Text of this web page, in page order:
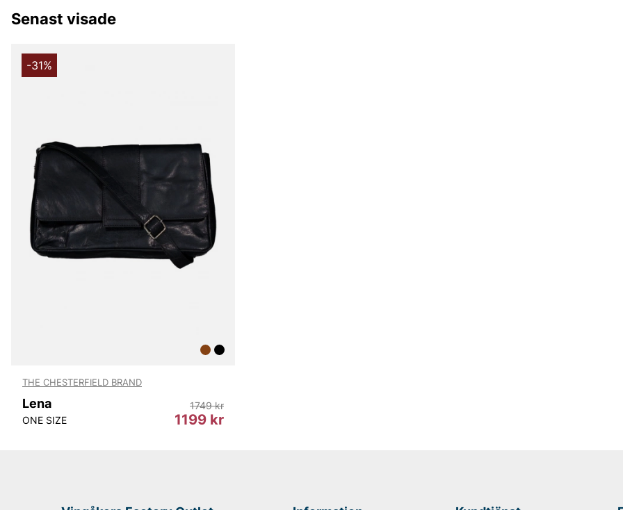
Senast visade
-31%
THE CHESTERFIELD BRAND
Lena
ONE SIZE 1199 kr
1749 kr